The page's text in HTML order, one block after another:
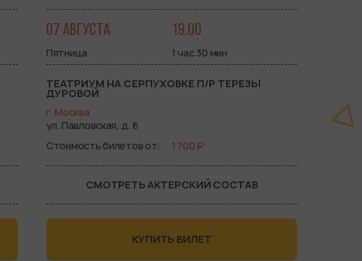
07 АВГУСТА
Пятница
19.00
1 час 30 мин
ТЕАТРИУМ НА СЕРПУХОВКЕ П/Р ТЕРЕЗЫ
ДУРОВОЙ
г. Москва
ул. Павловская, д. 6
Стоимость билетов от
1 700 ₽
СМОТРЕТЬ АКТЕРСКИЙ СОСТАВ
КУПИТЬ БИЛЕТ